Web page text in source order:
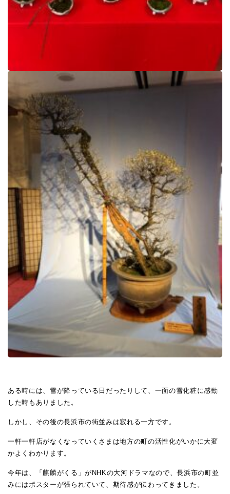
ある時には、雪が降っている日だったりして、一面の雪化粧に感動
した時もありました。
しかし、その後の長浜市の街並みは寂れる一方です。
一軒一軒店がなくなっていくさまは地方の町の活性化がいかに大変
かよくわかります。
今年は、「麒麟がくる」が NHKの大河ドラマなので、長浜市の町並
みにはポスターが張られていて、期待感が伝わってきました。